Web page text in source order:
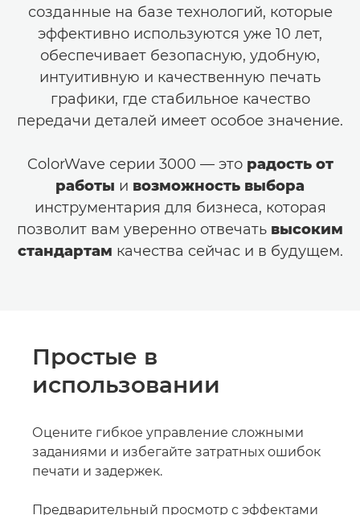
созданные на базе технологий, которые
эффективно используются уже 10 лет,
обеспечивает безопасную, удобную,
интуитивную и качественную печать
графики, где стабильное качество
передачи деталей имеет особое значение.
ColorWave серии 3000 — это радость от
работы и возможность выбора
инструментария для бизнеса, которая
позволит вам уверенно отвечать высоким
стандартам качества сейчас и в будущем.
Простые в
использовании
Оцените гибкое управление сложными
заданиями и избегайте затратных ошибок
печати и задержек.
Предварительный просмотр с эффектами